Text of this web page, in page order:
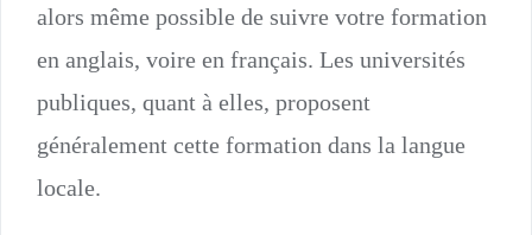
alors même possible de suivre votre formation
en anglais, voire en français. Les universités
publiques, quant à elles, proposent
généralement cette formation dans la langue
locale.